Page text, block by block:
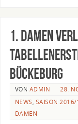
1. Damen
Bückeburg
VON ADMIN
28.
NEWS, SAISON 2016/
DAMEN